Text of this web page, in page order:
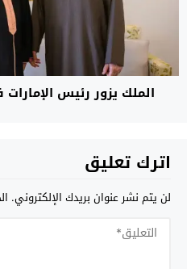
الملك يزور رئيس
اترك تعليق
لن يتم نشر عنوان بريدك الإلكتروني.